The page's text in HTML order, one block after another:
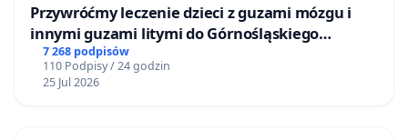
Przywróćmy leczenie dzieci z guzami mózgu i
innymi guzami litymi do Górnośląskiego
Centrum Zdrowia Dziecka w Katowicach
7 268 podpisów
110 Podpisy / 24 godzin
25 Jul 2026